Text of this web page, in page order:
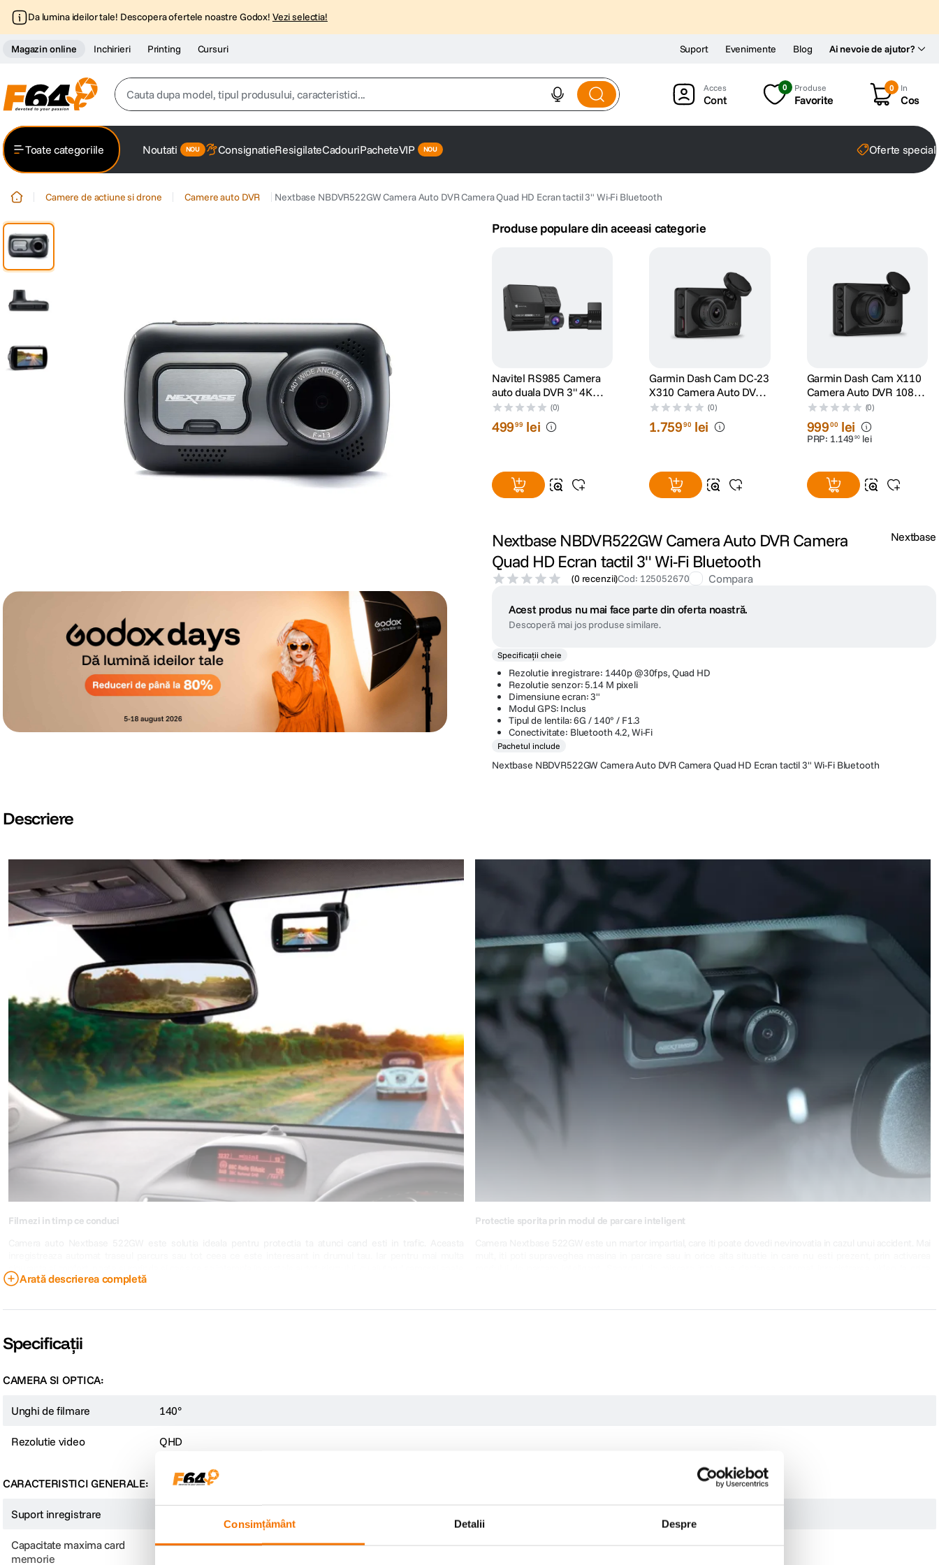
Consimțământ Detalii Despre
Da lumina ideilor tale! Descopera ofertele noastre Godox! Vezi selectia!
Magazin online Inchirieri Printing Cursuri Ai nevoie de ajutor?
Suport Evenimente Blog
Cauta dupa model, tipul produsului, caracteristici...
2. trepied
6. lavaliera
card memorie
dji mic mini
9. dji osmo
10. insta 360
Cont
0 Produse
Favorite
0 In
Cos
Toate categoriile Noutati ConsignatieResigilateCadouriPacheteVIP Oferte
Camere de actiune si drone Camere auto DVR Nextbase NBDVR522GW Camera Auto DVR Camera Quad HD Ecran tactil 3" Wi-Fi Bluetooth
Produse populare din aceeasi categorie
Navitel RS985 Camera
auto duala DVR 3" 4K
GPS G-Senzor
(0)
49999 lei
Garmin Dash Cam DC-23
X310 Camera Auto DVR
4K cu Polarizator Clarity
Incorporat
(0)
1.75990 lei
Garmin Dash Cam X110
Camera Auto DVR 1080p
cu Polarizator Clarity
Incorporat
(0)
99900 lei
PRP: 1.149 90 lei
Nextbase NBDVR522GW Camera Auto DVR Camera
Quad HD Ecran tactil 3" Wi-Fi Bluetooth
(0 recenzii)Cod: 125052670 Compara
Nextbase
Acest produs nu mai face parte din oferta noastră.
Descoperă mai jos produse similare.
Specificații cheie
Rezolutie inregistrare: 1440p @30fps, Quad HD
Rezolutie senzor: 5.14 M pixeli
Dimensiune ecran: 3"
Modul GPS: Inclus
Tipul de lentila: 6G / 140° / F1.3
Conectivitate: Bluetooth 4.2, Wi-Fi
Pachetul include
Nextbase NBDVR522GW Camera Auto DVR Camera Quad HD Ecran tactil 3" Wi-Fi Bluetooth
Descriere
Filmezi in timp ce conduci
siguranta si confort, poate surprinde si ceea ce se intampla in spatele autoturismului, cu ajutorul camerei spate
Nextbase NBDVRS2WRC. Ecranul tactil clar si luminos de 3 permite o vizualizare facila a filmarilor si imaginilor
Protectie sporita prin modul de parcare inteligent
Arată descrierea completă
Specificații
CAMERA SI OPTICA:
Unghi de filmare 140°
Rezolutie video QHD
CARACTERISTICI GENERALE:
Suport inregistrare
Capacitate maxima card
memorie